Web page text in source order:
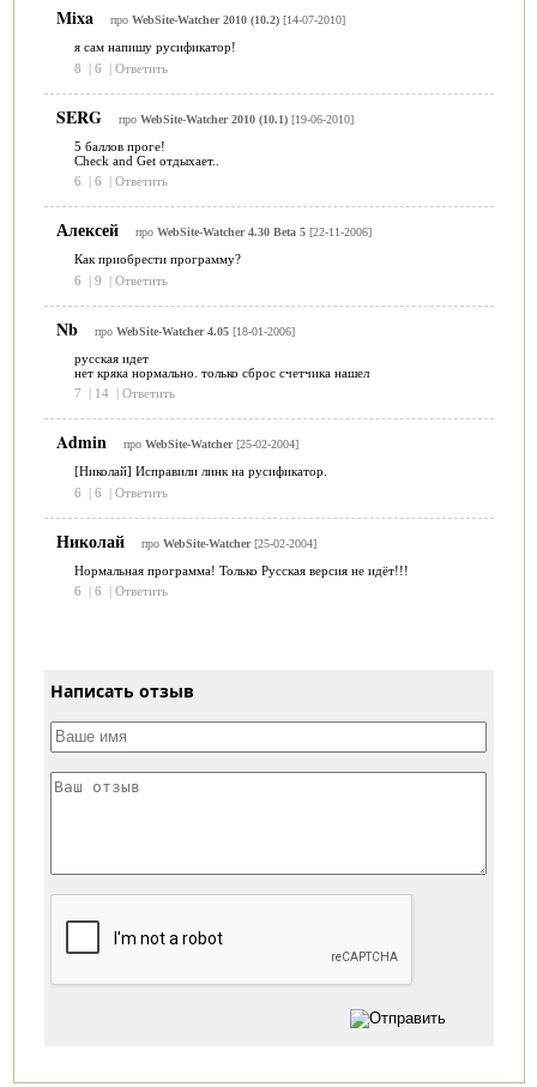
Mixa про WebSite-Watcher 2010 (10.2)[14-07-2010]
я сам напишу русификатор!
8
| 6 | Ответить
SERG про WebSite-Watcher 2010 (10.1)[19-06-2010]
5 баллов проге!
Check and Get отдыхает..
6
| 6 | Ответить
Алексей про WebSite-Watcher 4.30 Beta 5[22-11-2006]
Как приобрести программу?
6
| 9 | Ответить
Nb про WebSite-Watcher 4.05[18-01-2006]
русская идет
нет кряка нормально. только сброс счетчика нашел
7
| 14 | Ответить
Admin про WebSite-Watcher[25-02-2004]
[Николай] Исправили линк на русификатор.
6
| 6 | Ответить
Николай про WebSite-Watcher[25-02-2004]
Нормальная программа! Только Русская версия не идёт!!!
6
| 6 | Ответить
Написать отзыв